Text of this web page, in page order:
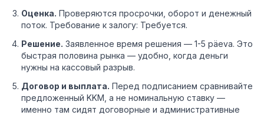
Оценка. Проверяются просрочки, оборот и денежный
поток. Требование к залогу: Требуется.
Решение. Заявленное время решения — 1-5 päeva. Это
быстрая половина рынка — удобно, когда деньги
нужны на кассовый разрыв.
Договор и выплата. Перед подписанием сравнивайте
предложенный KKM, а не номинальную ставку —
именно там сидят договорные и административные